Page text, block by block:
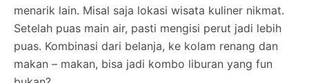
menarik lain. Misal saja lokasi wisata kuliner nikmat.
Setelah puas main air, pasti mengisi perut jadi lebih
puas. Kombinasi dari belanja, ke kolam renang dan
makan – makan, bisa jadi kombo liburan yang fun